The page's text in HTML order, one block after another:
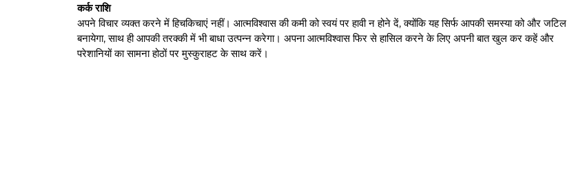
कर्क राशि
अपने विचार व्यक्त करने में हिचकिचाएं नहीं। आत्मविश्वास की कमी को स्वयं पर हावी न होने दें, क्योंकि यह सिर्फ आपकी समस्या को और जटिल
बनायेगा, साथ ही आपकी तरक्की में भी बाधा उत्पन्न करेगा। अपना आत्मविश्वास फिर से हासिल करने के लिए अपनी बात खुल कर कहें और
परेशानियों का सामना होठों पर मुस्कुराहट के साथ करें।